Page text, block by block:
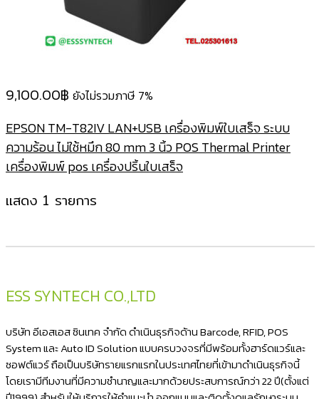
9,100.00฿ ยังไม่รวมภาษี 7%
EPSON TM-T82IV LAN+USB เครื่องพิมพ์ใบเสร็จ ระบบ
ความร้อน ไม่ใช้หมึก 80 mm 3 นิ้ว POS Thermal Printer
เครื่องพิมพ์ pos เครื่องปริ้นใบเสร็จ
แสดง 1 รายการ
ESS SYNTECH CO.,LTD
บริษัท อีเอสเอส ซินเทค จำกัด ดำเนินธุรกิจด้าน Barcode, RFID, POS
System และ Auto ID Solution แบบครบวงจรที่มีพร้อมทั้งฮาร์ดแวร์และ
ซอฟต์แวร์ ถือเป็นบริษัทรายแรกแรกในประเทศไทยที่เข้ามาดำเนินธุรกิจนี้
โดยเรามีทีมงานที่มีความชำนาญและมากด้วยประสบการณ์กว่า 22 ปี(ตั้งแต่